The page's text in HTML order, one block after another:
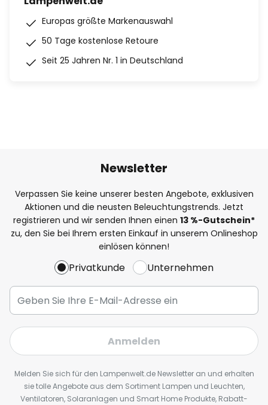
Europas größte Markenauswahl
50 Tage kostenlose Retoure
Seit 25 Jahren Nr. 1 in Deutschland
Newsletter
Verpassen Sie keine unserer besten Angebote, exklusiven
Aktionen und die neusten Beleuchtungstrends. Jetzt
registrieren und wir senden Ihnen einen 13 %-Gutschein*
zu, den Sie bei Ihrem ersten Einkauf in unserem Onlineshop
einlösen können!
Privatkunde Unternehmen
Anmelden
Melden Sie sich für den Lampenwelt.de Newsletter an und erhalten
sie tolle Angebote aus dem Sortiment Lampen und Leuchten,
Ventilatoren, Solaranlagen und Smart Home Produkte, Rabatt-